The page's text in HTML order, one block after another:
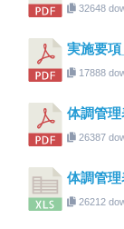
32648
実施要
17888
体調管
26387
体調管理
26212